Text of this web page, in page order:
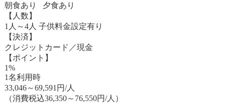
朝食あり 夕食あり
【人数】
1人～4人 子供料金設定有り
【決済】
クレジットカード／現金
【ポイント】
1%
1名利用時
33,046～69,591 円/人
（消費税込36,350～76,550円/人）